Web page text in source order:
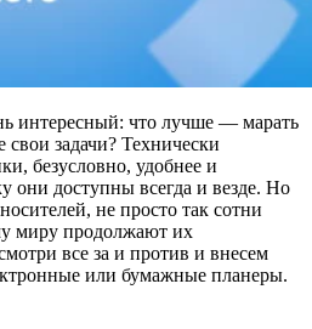
интересный: что лучше — марать
задачи? Технически
безусловно, удобнее и
они доступны всегда и везде. Но
не просто так сотни
миру продолжают их
все за и против и внесем
или бумажные планеры.